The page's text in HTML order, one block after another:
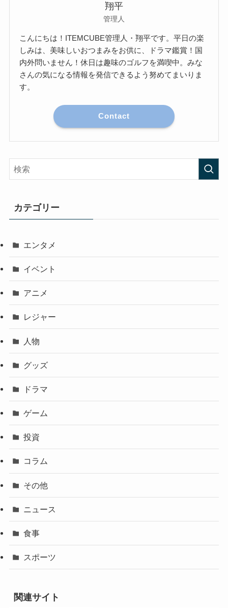
翔平
管理人
こんにちは！ITEMCUBE管理人・翔平です。平日の楽
しみは、美味しいおつまみをお供に、ドラマ鑑賞！国
内外問いません！休日は趣味のゴルフを満喫中。みな
さんの気になる情報を発信できるよう努めてまいりま
す。
Contact
カテゴリー
エンタメ
イベント
アニメ
レジャー
人物
グッズ
ドラマ
ゲーム
投資
コラム
その他
ニュース
食事
スポーツ
関連サイト